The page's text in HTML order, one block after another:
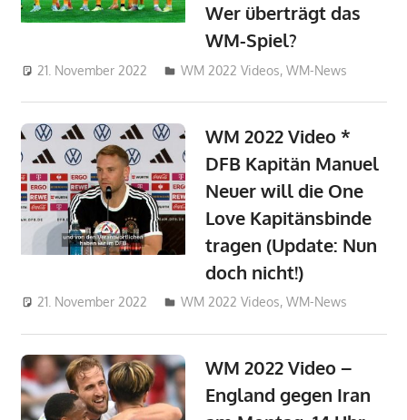
Wer überträgt das
WM-Spiel?
21. November 2022 admin_wm2022
WM 2022 Videos,WM-News
WM 2022 Video *
DFB Kapitän Manuel
Neuer will die One
Love Kapitänsbinde
tragen (Update: Nun
doch nicht!)
21. November 2022 admin_wm2022
WM 2022 Videos,WM-News
WM 2022 Video –
England gegen Iran